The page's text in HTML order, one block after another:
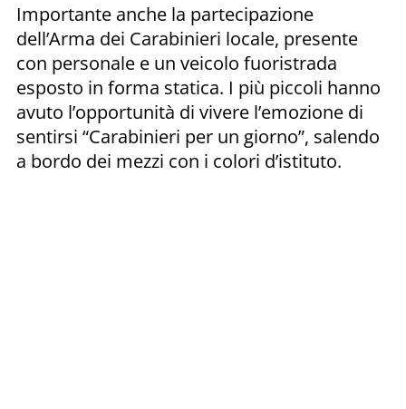
Importante anche la partecipazione
dell’Arma dei Carabinieri locale, presente
con personale e un veicolo fuoristrada
esposto in forma statica. I più piccoli hanno
avuto l’opportunità di vivere l’emozione di
sentirsi “Carabinieri per un giorno”, salendo
a bordo dei mezzi con i colori d’istituto.